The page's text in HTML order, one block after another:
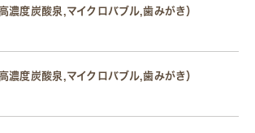
濃度炭酸泉,マイクロバブル,歯みがき）
濃度炭酸泉,マイクロバブル,歯みがき）